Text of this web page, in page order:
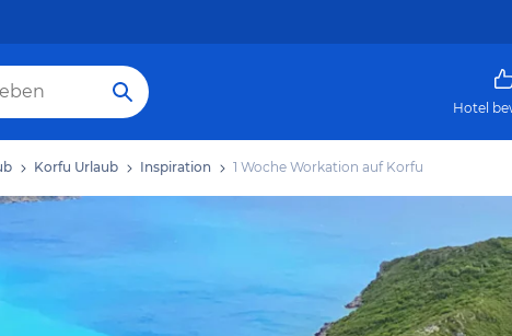
Hotel
Korfu Urlaub Inspiration 1 Woche Workation auf Korfu